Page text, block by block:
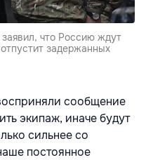
что Россию ждут
задержанных
сообщение
экипаж, иначе будут
сильнее со
постоянное